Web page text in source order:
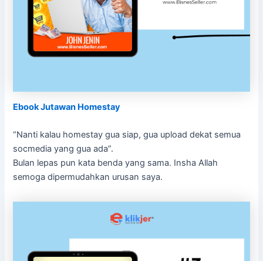
Ebook Jutawan Homestay
“Nanti kalau homestay gua siap, gua upload dekat semua
socmedia yang gua ada”.
Bulan lepas pun kata benda yang sama. Insha Allah
semoga dipermudahkan urusan saya.